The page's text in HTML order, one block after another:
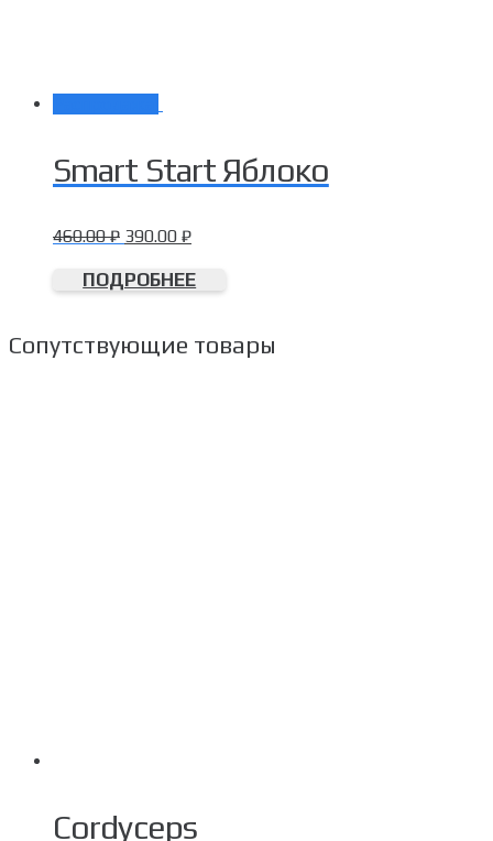
Smart Start Яблоко
460.00₽ 390.00 ₽
ПОДРОБНЕЕ
Сопутствующие товары
Cordyceps